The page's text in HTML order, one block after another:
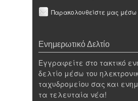
Παρακολουθείστε μας μέσω
Ενημερωτικό Δελτίο
Εγγραφείτε στο τακτικό
δελτίο μέσω του
ταχυδρομείου σας και
τα τελευταία νέα!